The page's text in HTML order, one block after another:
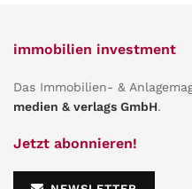
immobilien investment
Das Immobilien- &
medien & verlags GmbH.
Jetzt abonnieren!